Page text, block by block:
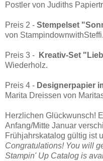
Postler von Judiths
Preis 2 - Stempelset
von StampindownwithSteffi.
Preis 3 - Kreativ-Set
Wiederholz.
Preis 4 - Designerpapier
Marita Dreissen von
Herzlichen Glückwunsch!
Anfang/Mitte Januar
Frühjahrskatalog gültig ist
Congratulations! You will
Stampin' Up Catalog is